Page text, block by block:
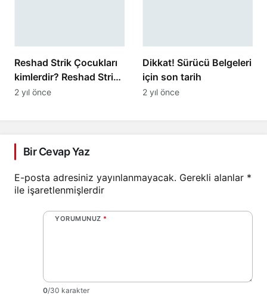
Reshad Strik Çocukları
kimlerdir? Reshad Strik
Boşandı mı?
2 yıl önce
Dikkat! Sürücü Belgeleri
için son tarih
2 yıl önce
Bir Cevap Yaz
E-posta adresiniz yayınlanmayacak. Gerekli alanlar *
ile işaretlenmişlerdir
YORUMUNUZ *
0/30 karakter